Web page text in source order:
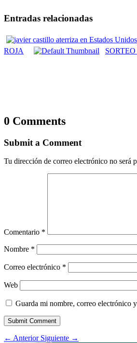
Entradas relacionadas
ROJA
0 Comments
Submit a Comment
Tu dirección de correo electrónico no será
Comentario *
Nombre *
Correo electrónico *
Web
Guarda mi nombre, correo electrónico
Submit Comment
← Anterior Siguiente →